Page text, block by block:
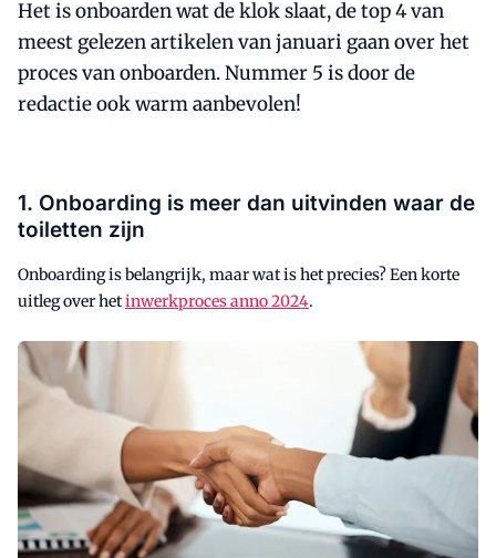
Het is onboarden wat de klok slaat, de top 4 van
meest gelezen artikelen van januari gaan over het
proces van onboarden. Nummer 5 is door de
redactie ook warm aanbevolen!
1. Onboarding is meer dan uitvinden waar de
toiletten zijn
Onboarding is belangrijk, maar wat is het precies? Een korte
uitleg over hetinwerkproces anno 2024.